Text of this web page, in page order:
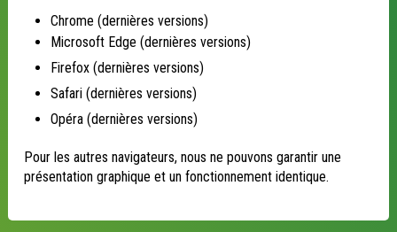
Chrome (dernières versions)
Microsoft Edge (dernières versions)
Firefox (dernières versions)
Safari (dernières versions)
Opéra (dernières versions)
Pour les autres navigateurs, nous ne pouvons garantir une
présentation graphique et un fonctionnement identique.